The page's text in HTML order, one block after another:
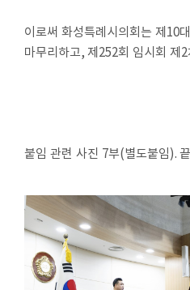
이로써 화성특례시의회는 제10
마무리하고,제252회 임시회 제2
붙임 관련 사진 7부(별도붙임).끝